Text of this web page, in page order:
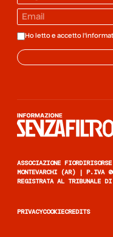
Ho letto e accetto
ASSOCIAZIONE
MONTEVARCHI (AR) | P.IVA
REGISTRATA AL TRIBUNALE
PRIVACYCOOKIECREDITS